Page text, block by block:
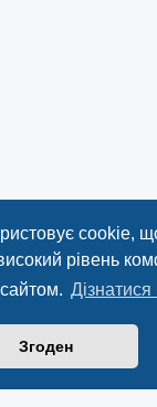
cookie,
рівень
Згоден